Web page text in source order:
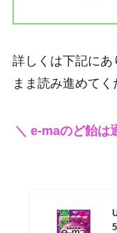
詳しくは下記に
まま読み進めてく
＼ e-maのど飴は